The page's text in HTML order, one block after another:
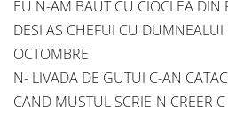
EU N-AM BAUT CU CIOCLEA DIN
DESI AS CHEFUI CU
OCTOMBRE
N- LIVADA DE GUTUI C-AN
CAND MUSTUL SCRIE-N CREER